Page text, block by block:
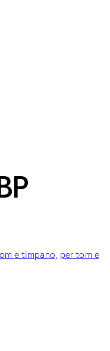
e timpano, per tom e